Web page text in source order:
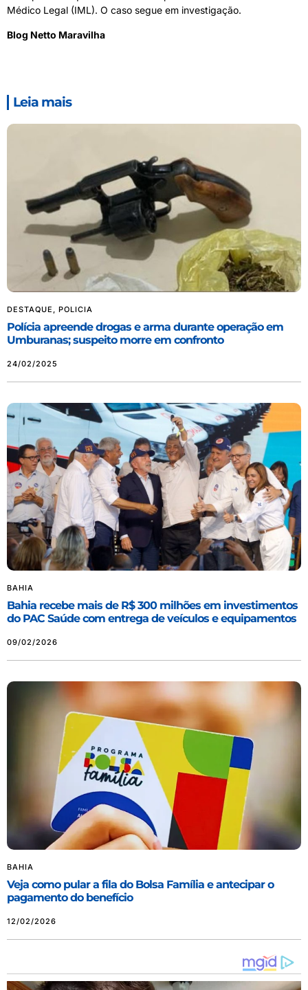
Médico Legal (IML). O caso segue em investigação.
Blog Netto Maravilha
Leia mais
DESTAQUE POLICIA
Polícia apreende drogas e arma durante operação em
Umburanas; suspeito morre em confronto
24/02/2025
BAHIA
Bahia recebe mais de R$ 300 milhões em investimentos
do PAC Saúde com entrega de veículos e equipamentos
09/02/2026
BAHIA
Veja como pular a fila do Bolsa Família e antecipar o
pagamento do benefício
12/02/2026